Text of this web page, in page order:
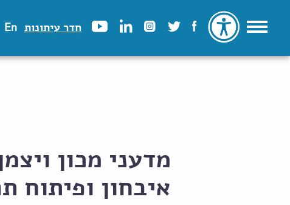
חדר עיתונות En
מדעני מכון
איבחון ופיתוח